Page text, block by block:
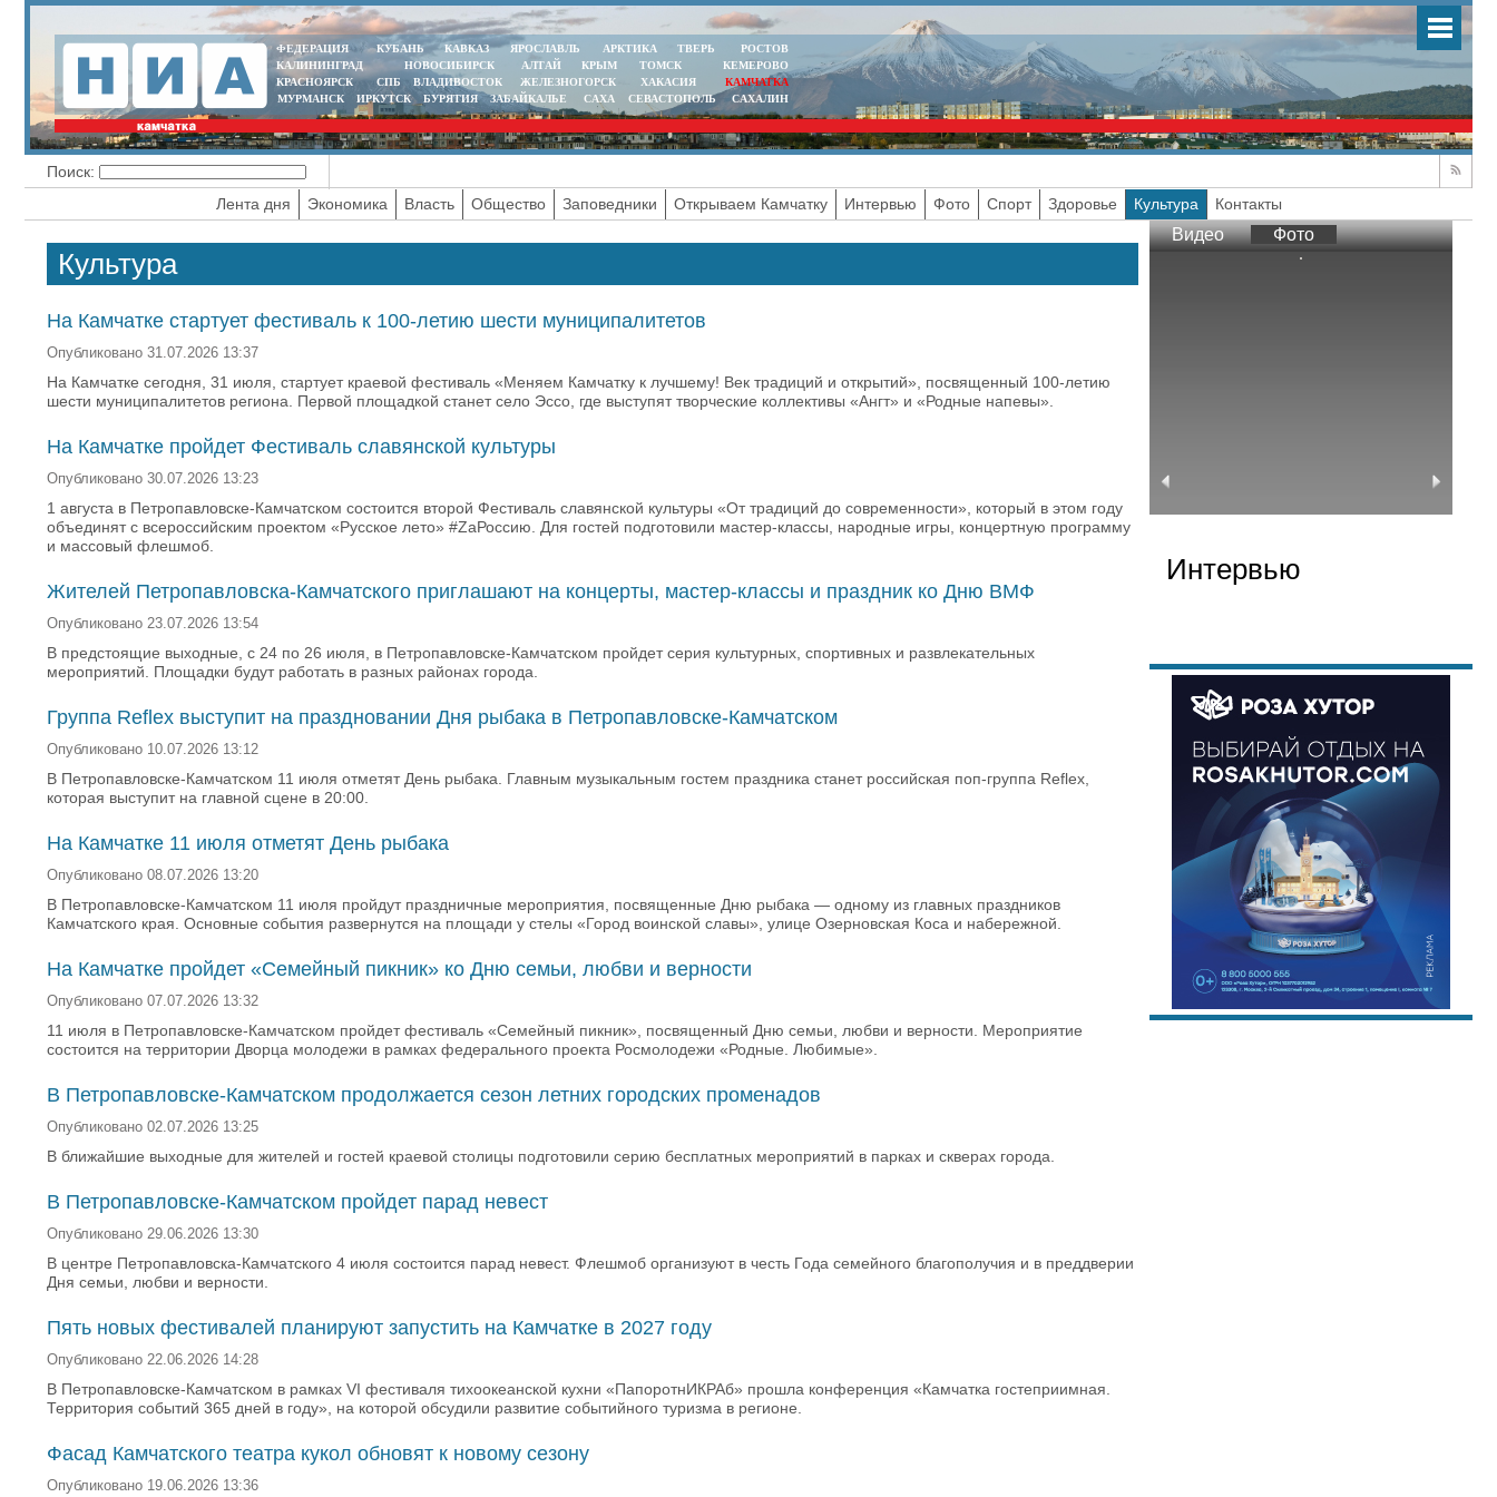
ФЕДЕРАЦИЯ КУБАНЬ КАВКАЗ ЯРОСЛАВЛЬ АРКТИКА ТВЕРЬ
РОСТОВ
КАЛИНИНГРАД
НОВОСИБИРСК АЛТАЙ КРЫМ ТОМСК
КЕМЕРОВО
КРАСНОЯРСК
СПБ ВЛАДИВОСТОК ЖЕЛЕЗНОГОРСК ХАКАСИЯ
КАМЧАТКА
МУРМАНСК
ИРКУТСК БУРЯТИЯ ЗАБАЙКАЛЬЕ САХА СЕВАСТОПОЛЬ САХАЛИН
Поиск:
Лента дня
Экономика Власть Общество Заповедники Открываем Камчатку Интервью Фото Спорт Здоровье Культура Контакты
Культура
На Камчатке стартует фестиваль к 100-летию шести муниципалитетов
Опубликовано 31.07.2026 13:37
На Камчатке сегодня, 31 июля, стартует краевой фестиваль «Меняем Камчатку к лучшему! Век традиций и открытий», посвященный 100-летию
шести муниципалитетов региона. Первой площадкой станет село Эссо, где выступят творческие коллективы «Ангт» и «Родные напевы».
На Камчатке пройдет Фестиваль славянской культуры
Опубликовано 30.07.2026 13:23
1 августа в Петропавловске-Камчатском состоится второй Фестиваль славянской культуры «От традиций до современности», который в этом году
объединят с всероссийским проектом «Русское лето» #ZаРоссию. Для гостей подготовили мастер-классы, народные игры, концертную программу
и массовый флешмоб.
Жителей Петропавловска-Камчатского приглашают на концерты, мастер-классы и праздник ко Дню ВМФ
Опубликовано 23.07.2026 13:54
В предстоящие выходные, с 24 по 26 июля, в Петропавловске-Камчатском пройдет серия культурных, спортивных и развлекательных
мероприятий. Площадки будут работать в разных районах города.
Группа Reflex выступит на праздновании Дня рыбака в Петропавловске-Камчатском
Опубликовано 10.07.2026 13:12
В Петропавловске-Камчатском 11 июля отметят День рыбака. Главным музыкальным гостем праздника станет российская поп-группа Reflex,
которая выступит на главной сцене в 20:00.
На Камчатке 11 июля отметят День рыбака
Опубликовано 08.07.2026 13:20
В Петропавловске-Камчатском 11 июля пройдут праздничные мероприятия, посвященные Дню рыбака — одному из главных праздников
Камчатского края. Основные события развернутся на площади у стелы «Город воинской славы», улице Озерновская Коса и набережной.
На Камчатке пройдет «Семейный пикник» ко Дню семьи, любви и верности
Опубликовано 07.07.2026 13:32
11 июля в Петропавловске-Камчатском пройдет фестиваль «Семейный пикник», посвященный Дню семьи, любви и верности. Мероприятие
состоится на территории Дворца молодежи в рамках федерального проекта Росмолодежи «Родные. Любимые».
В Петропавловске-Камчатском продолжается сезон летних городских променадов
Опубликовано 02.07.2026 13:25
В ближайшие выходные для жителей и гостей краевой столицы подготовили серию бесплатных мероприятий в парках и скверах города.
В Петропавловске-Камчатском пройдет парад невест
Опубликовано 29.06.2026 13:30
В центре Петропавловска-Камчатского 4 июля состоится парад невест. Флешмоб организуют в честь Года семейного благополучия и в преддверии
Дня семьи, любви и верности.
Пять новых фестивалей планируют запустить на Камчатке в 2027 году
Опубликовано 22.06.2026 14:28
В Петропавловске-Камчатском в рамках VI фестиваля тихоокеанской кухни «ПапоротнИКРАб» прошла конференция «Камчатка гостеприимная.
Территория событий 365 дней в году», на которой обсудили развитие событийного туризма в регионе.
Фасад Камчатского театра кукол обновят к новому сезону
Опубликовано 19.06.2026 13:36
Видео Фото
Интервью